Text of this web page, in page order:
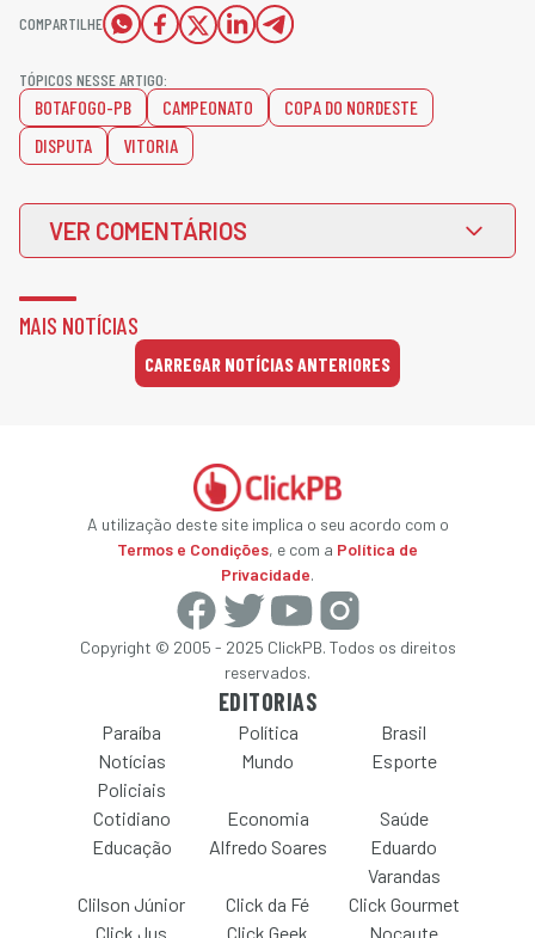
COMPARTILHE
TÓPICOS NESSE ARTIGO:
BOTAFOGO-PB CAMPEONATO
COPA DO NORDESTE
DISPUTA
VITORIA
VER COMENTÁRIOS
MAIS NOTÍCIAS
CARREGAR NOTÍCIAS ANTERIORES
A utilização deste site implica o seu acordo com o
Termos e Condições, e com a Política de
Privacidade.
Copyright © 2005 - 2025 ClickPB. Todos os direitos
reservados.
EDITORIAS
Paraíba Política
Brasil
Notícias
Policiais
Mundo Esporte
Cotidiano Economia
Saúde
Educação
Alfredo Soares
Eduardo
Varandas
Clilson Júnior
Click da Fé
Click Gourmet
Click Jus
Click Geek Nocaute